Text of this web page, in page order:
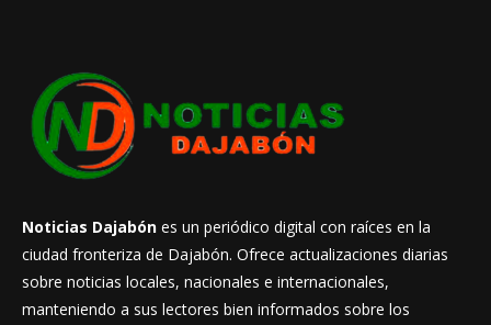
Noticias Dajabón es un periódico digital con raíces en la
ciudad fronteriza de Dajabón. Ofrece actualizaciones diarias
sobre noticias locales, nacionales e internacionales,
manteniendo a sus lectores bien informados sobre los